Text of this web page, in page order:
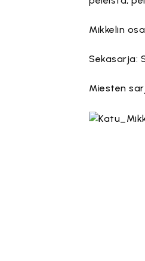
Mikkelin
Sekasarja:
Miesten